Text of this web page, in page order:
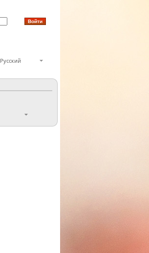
Русский